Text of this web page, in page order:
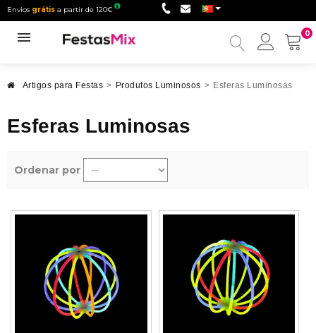
Envios grátis a partir de 120€
0
Minha
Artigos para Festas > Produtos Luminosos > Esferas Luminosas
Esferas Luminosas
Ordenar por